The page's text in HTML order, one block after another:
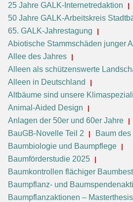
25 Jahre GALK-Internetredaktion
50 Jahre GALK-Arbeitskreis
65. GALK-Jahrestagung
Abiotische Stammschäden junger
Allee des Jahres
Alleen als schützenswerte
Alleen in Deutschland
Altbäume sind unsere
Animal-Aided Design
Anlagen der 50er und 60er Jahre
BauGB-Novelle Teil 2
Baum
Baumbiologie und Baumpflege
Baumförderstudie 2025
Baumkontrollen flächiger
Baumpflanz- und
Baumpflanzaktionen – Masterthesis